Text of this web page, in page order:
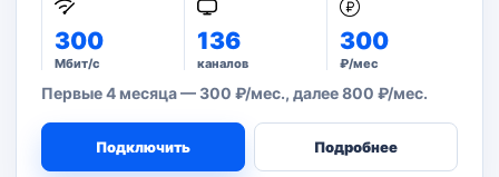
300
Мбит/с
136
каналов
300
₽/мес
Первые 4 месяца — 300 ₽/мес., далее 800 ₽/мес.
Подключить Подробнее